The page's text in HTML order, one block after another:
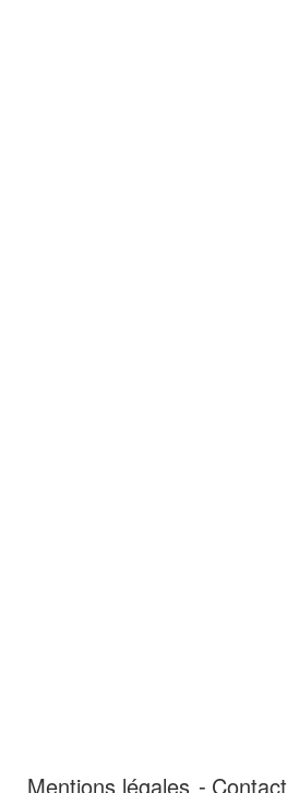
Mentions légales Contact